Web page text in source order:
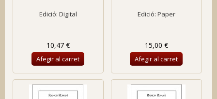
Edició: Digital
10,47 €
Afegir al carret
Edició: Paper
15,00 €
Afegir al carret